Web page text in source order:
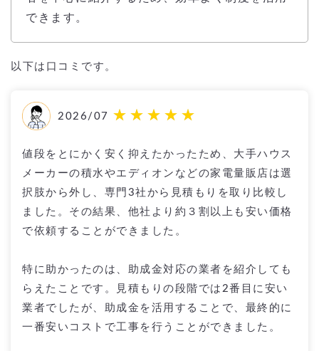
できます。
以下は口コミです。
2026/07
値段をとにかく安く抑えたかったため、大手ハウス
メーカーの積水やエディオンなどの家電量販店は選
択肢から外し、専門3社から見積もりを取り比較し
ました。その結果、他社より約３割以上も安い価格
で依頼することができました。
特に助かったのは、助成金対応の業者を紹介しても
らえたことです。見積もりの段階では2番目に安い
業者でしたが、助成金を活用することで、最終的に
一番安いコストで工事を行うことができました。